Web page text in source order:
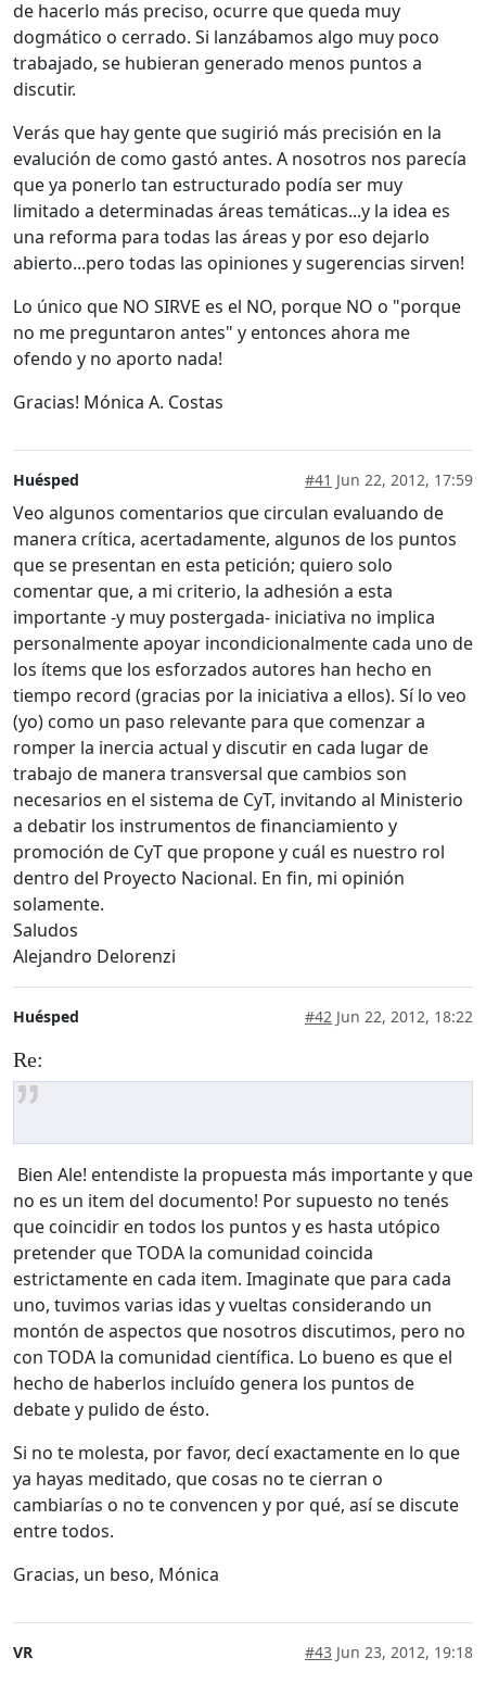
de hacerlo más preciso, ocurre que queda muy
dogmático o cerrado. Si lanzábamos algo muy poco
trabajado, se hubieran generado menos puntos a
discutir.
Verás que hay gente que sugirió más precisión en la
evalución de como gastó antes. A nosotros nos parecía
que ya ponerlo tan estructurado podía ser muy
limitado a determinadas áreas temáticas...y la idea es
una reforma para todas las áreas y por eso dejarlo
abierto...pero todas las opiniones y sugerencias sirven!
Lo único que NO SIRVE es el NO, porque NO o "porque
no me preguntaron antes" y entonces ahora me
ofendo y no aporto nada!
Gracias! Mónica A. Costas
Huésped #41 Jun 22, 2012, 17:59
Veo algunos comentarios que circulan evaluando de
manera crítica, acertadamente, algunos de los puntos
que se presentan en esta petición; quiero solo
comentar que, a mi criterio, la adhesión a esta
importante -y muy postergada- iniciativa no implica
personalmente apoyar incondicionalmente cada uno de
los ítems que los esforzados autores han hecho en
tiempo record (gracias por la iniciativa a ellos). Sí lo veo
(yo) como un paso relevante para que comenzar a
romper la inercia actual y discutir en cada lugar de
trabajo de manera transversal que cambios son
necesarios en el sistema de CyT, invitando al Ministerio
a debatir los instrumentos de financiamiento y
promoción de CyT que propone y cuál es nuestro rol
dentro del Proyecto Nacional. En fin, mi opinión
solamente.
Saludos
Alejandro Delorenzi
Huésped #42 Jun 22, 2012, 18:22
Re:
Bien Ale! entendiste la propuesta más importante y que
no es un item del documento! Por supuesto no tenés
que coincidir en todos los puntos y es hasta utópico
pretender que TODA la comunidad coincida
estrictamente en cada item. Imaginate que para cada
uno, tuvimos varias idas y vueltas considerando un
montón de aspectos que nosotros discutimos, pero no
con TODA la comunidad científica. Lo bueno es que el
hecho de haberlos incluído genera los puntos de
debate y pulido de ésto.
Si no te molesta, por favor, decí exactamente en lo que
ya hayas meditado, que cosas no te cierran o
cambiarías o no te convencen y por qué, así se discute
entre todos.
Gracias, un beso, Mónica
VR #43 Jun 23, 2012, 19:18